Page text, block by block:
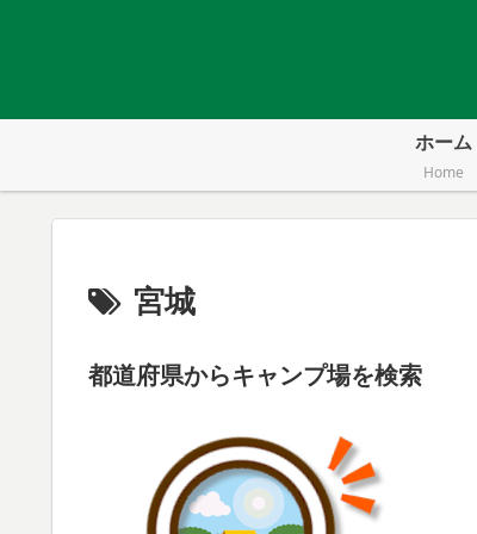
ホーム
Home
宮城
都道府県からキャンプ場を検索